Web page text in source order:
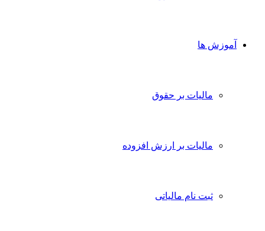
آموزش ها
مالیات بر حقوق
مالیات بر ارزش افزوده
ثبت نام مالیاتی